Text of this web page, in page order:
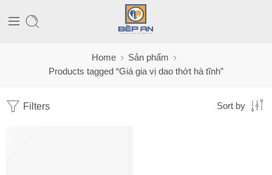
Home
Sản phẩm
Products tagged “Giá gia vị dao thớt hà tĩnh”
Filters Sort by